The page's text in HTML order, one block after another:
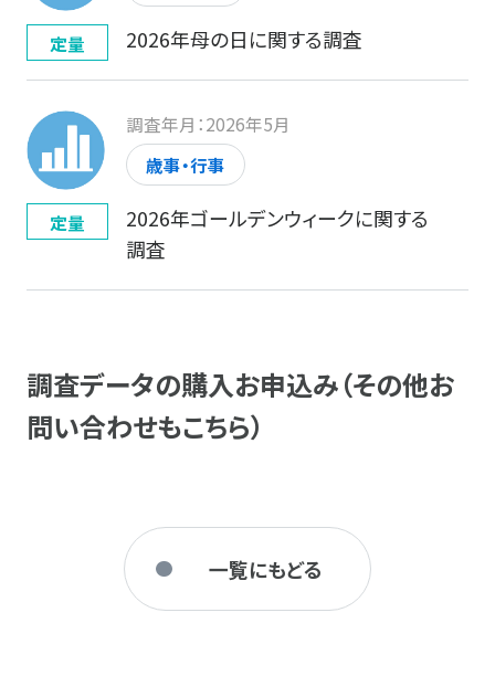
2026年母の日に関する調査
定量
調査年月：2026年5月
歳事・行事
2026年ゴールデンウィークに関する
調査
定量
調査データの購入お申込み（その他お
問い合わせもこちら）
一覧にもどる